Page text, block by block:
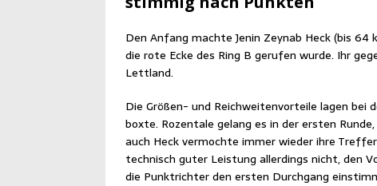
Den Anfang mach­te Jenin Zey­n­ab Heck (bis
die rote Ecke des Ring B geru­fen wur­de. Ihr
Lettland.
Die Grö­ßen- und Reich­wei­ten­vor­tei­le lagen bei
box­te. Rozenta­le gelang es in der ers­ten
auch Heck ver­moch­te immer wie­der ihre
tech­nisch guter Leis­tung aller­dings nicht, den
die Punkt­rich­ter den ers­ten Durch­gang